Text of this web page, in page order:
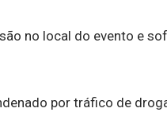
no local do evento e
por tráfico de